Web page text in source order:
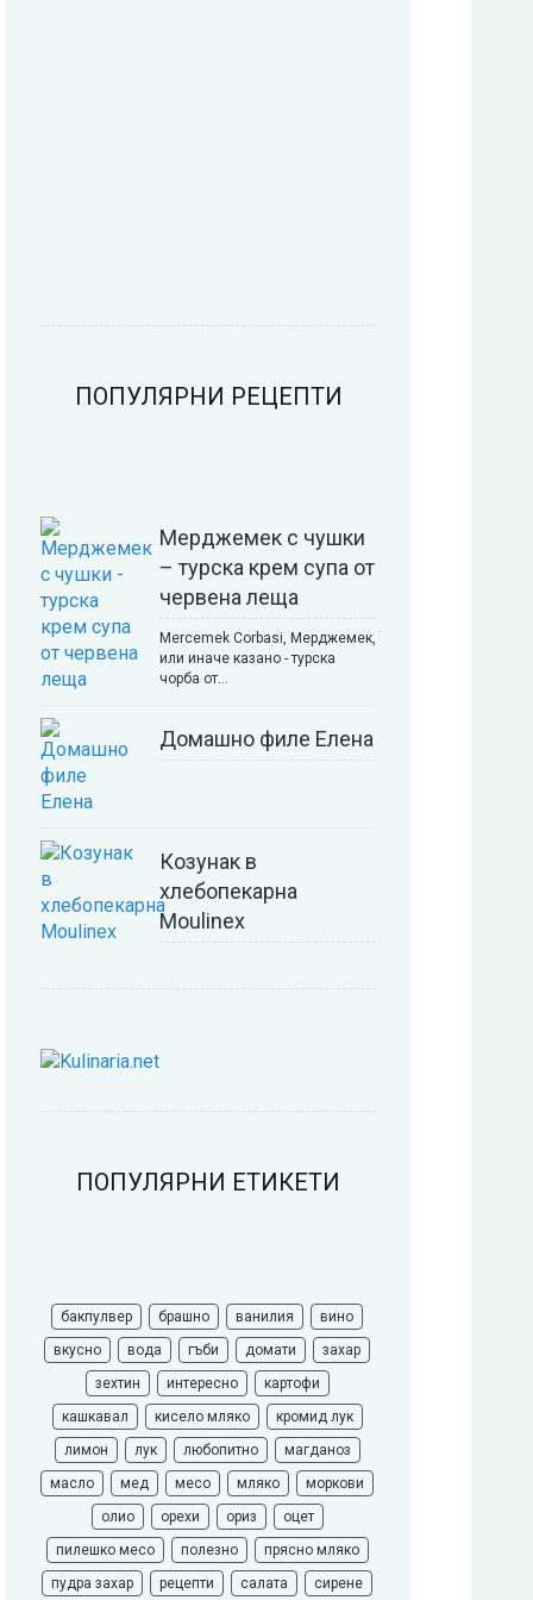
ПОПУЛЯРНИ РЕЦЕПТИ
Мерджемек с чушки
– турска крем супа от
червена леща
Mercemek Corbasi, Мерджемек,
или иначе казано - турска
чорба от…
Домашно филе Елена
Козунак в
хлебопекарна
Moulinex
ПОПУЛЯРНИ ЕТИКЕТИ
бакпулвер брашно ванилия
вино
вкусно
вода гъби домати
захар
зехтин
интересно
картофи
кашкавал
кисело мляко
кромид лук
лимон
лук любопитно
магданоз
масло
мед месо мляко
моркови
олио
орехи ориз
оцет
пилешко месо
полезно
прясно мляко
пудра захар
рецепти салата сирене